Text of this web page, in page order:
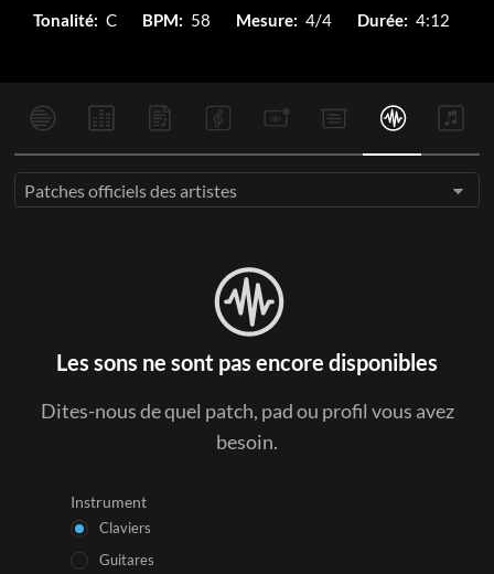
Tonalité: C BPM: 58 Mesure: 4/4 Durée: 4:12
Patches officiels des artistes
Les sons ne sont pas encore disponibles
Dites-nous de quel patch, pad ou profil vous avez
besoin.
Instrument
Claviers
Guitares